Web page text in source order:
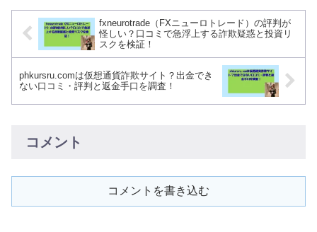
fxneurotrade（FXニューロトレード）の評判が
怪しい？口コミで急浮上する詐欺疑惑と投資リ
スクを検証！
phkursru.comは仮想通貨詐欺サイト？出金でき
ない口コミ・評判と返金手口を調査！
コメント
コメントを書き込む